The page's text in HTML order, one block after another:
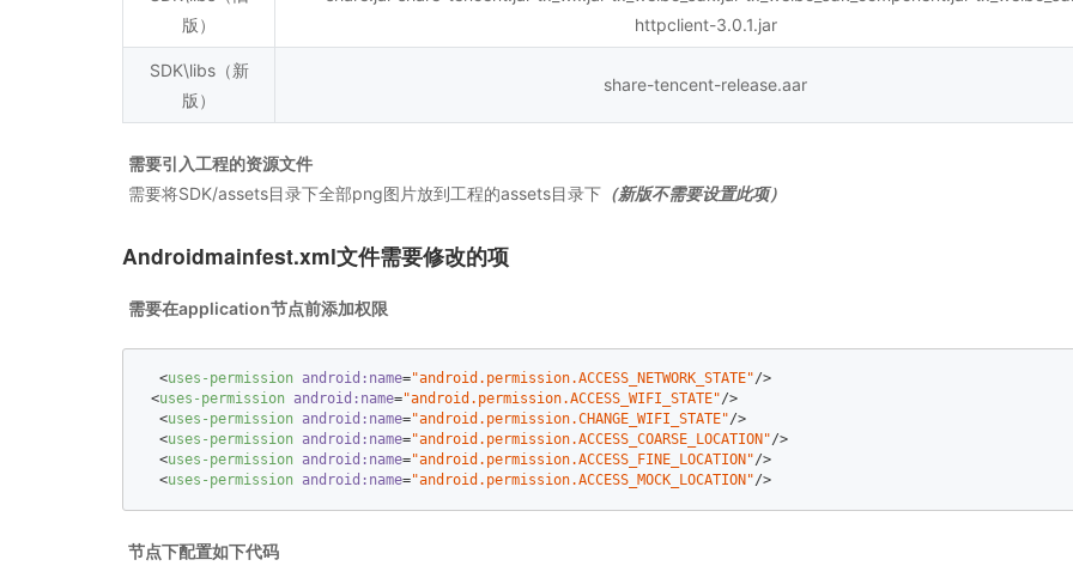
版）
httpclient-3.0.1.jar
SDK\libs（新
版）
share-tencent-release.aar
需要引入工程的资源文件
需要将SDK/assets目录下全部png图片放到工程的assets目录下 （新版不需要设置此项）
Androidmainfest.xml文件需要修改的项
需要在application节点前添加权限
<uses-permission android:name="android.permission.ACCESS_NETWORK_STATE"/>
<uses-permission android:name="android.permission.ACCESS_WIFI_STATE"/>
<uses-permission android:name="android.permission.CHANGE_WIFI_STATE"/>
<uses-permission android:name="android.permission.ACCESS_COARSE_LOCATION"/>
<uses-permission android:name="android.permission.ACCESS_FINE_LOCATION"/>
<uses-permission android:name="android.permission.ACCESS_MOCK_LOCATION"/>
节点下配置如下代码